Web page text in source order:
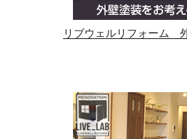
リブウェルリフォーム